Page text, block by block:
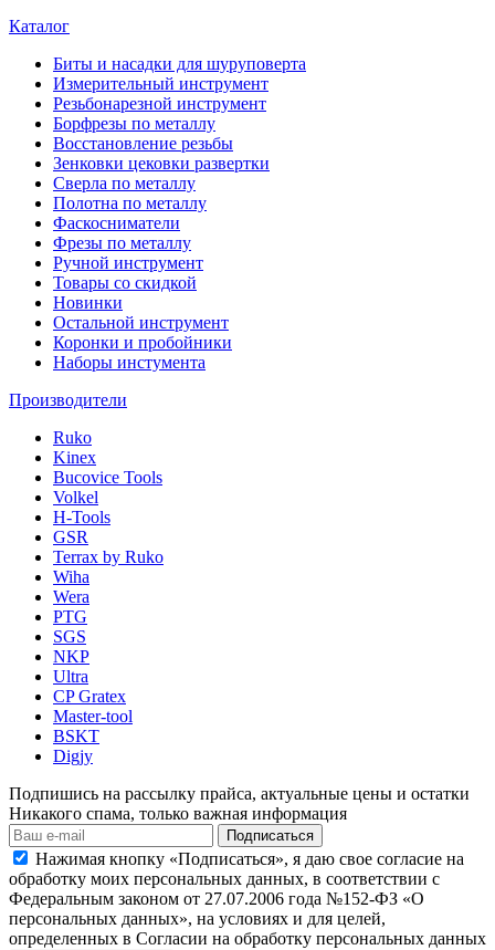
Каталог
Биты и насадки для шуруповерта
Измерительный инструмент
Резьбонарезной инструмент
Борфрезы по металлу
Восстановление резьбы
Зенковки цековки развертки
Сверла по металлу
Полотна по металлу
Фаскосниматели
Фрезы по металлу
Ручной инструмент
Товары со скидкой
Новинки
Остальной инструмент
Коронки и пробойники
Наборы инстумента
Производители
Ruko
Kinex
Bucovice Tools
Volkel
H-Tools
GSR
Terrax by Ruko
Wiha
Wera
PTG
SGS
NKP
Ultra
CP Gratex
Master-tool
BSKT
Digjy
Подпишись на рассылку прайса, актуальные цены и остатки
Никакого спама, только важная информация
Подписаться
Нажимая кнопку «Подписаться», я даю свое согласие на
обработку моих персональных данных, в соответствии с
Федеральным законом от 27.07.2006 года №152-ФЗ «О
персональных данных», на условиях и для целей,
определенных в Согласии на обработку персональных данных